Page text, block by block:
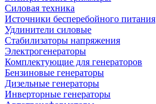
Силовая техника
Источники бесперебойного питания
Удлинители силовые
Стабилизаторы напряжения
Электрогенераторы
Комплектующие для генераторов
Бензиновые генераторы
Дизельные генераторы
Инверторные генераторы